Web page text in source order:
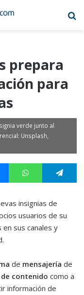
prepara
para
verde junto al
Unsplash,
MessengerWhatsApp
insignias de
usuarios de su
sus canales y
de mensajería de
contenido como a
información de